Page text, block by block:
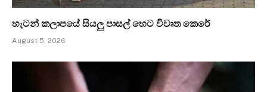
හැටන් කලාපයේ සියලු පාසල් හෙට විවෘත කෙරේ
August 5, 2026